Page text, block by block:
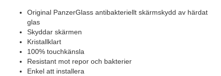
Original PanzerGlass antibakteriellt skärmskydd av härdat
glas
Skyddar skärmen
Kristallklart
100% touchkänsla
Resistant mot repor och bakterier
Enkel att installera